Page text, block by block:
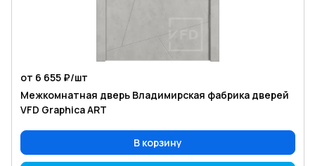
от 6 655 ₽/шт
Межкомнатная дверь Владимирская фабрика дверей
VFD Graphica ART
В корзину